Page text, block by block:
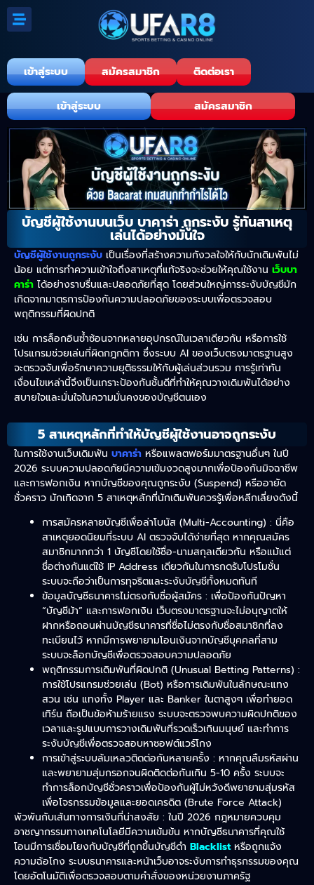
เข้าสู่ระบบ สมัครสมาชิก ติดต่อเรา
เข้าสู่ระบบ สมัครสมาชิก
บัญชีผู้ใช้งานบนเว็บ บาคาร่า ถูกระงับ รู้ทันสาเหตุ
เล่นได้อย่างมั่นใจ
บัญชีผู้ใช้งานถูกระงับ เป็นเรื่องที่สร้างความกังวลใจให้กับนักเดิมพันไม่
น้อย แต่การทำความเข้าใจถึงสาเหตุที่แท้จริงจะช่วยให้คุณใช้งาน เว็บบา
คาร่า ได้อย่างราบรื่นและปลอดภัยที่สุด โดยส่วนใหญ่การระงับบัญชีมัก
เกิดจากมาตรการป้องกันความปลอดภัยของระบบเพื่อตรวจสอบ
พฤติกรรมที่ผิดปกติ
เช่น การล็อกอินซ้ำซ้อนจากหลายอุปกรณ์ในเวลาเดียวกัน หรือการใช้
โปรแกรมช่วยเล่นที่ผิดกฎกติกา ซึ่งระบบ AI ของเว็บตรงมาตรฐานสูง
จะตรวจจับเพื่อรักษาความยุติธรรมให้กับผู้เล่นส่วนรวม การรู้เท่าทัน
เงื่อนไขเหล่านี้จึงเป็นเกราะป้องกันชั้นดีที่ทำให้คุณวางเดิมพันได้อย่าง
สบายใจและมั่นใจในความมั่นคงของบัญชีตนเอง
5 สาเหตุหลักที่ทำให้บัญชีผู้ใช้งานอาจถูกระงับ
ในการใช้งานเว็บเดิมพัน บาคาร่า หรือแพลตฟอร์มมาตรฐานอื่นๆ ในปี
2026 ระบบความปลอดภัยมีความเข้มงวดสูงมากเพื่อป้องกันมิจฉาชีพ
และการฟอกเงิน หากบัญชีของคุณถูกระงับ (Suspend) หรืออายัด
ชั่วคราว มักเกิดจาก 5 สาเหตุหลักที่นักเดิมพันควรรู้เพื่อหลีกเลี่ยงดังนี้
การสมัครหลายบัญชีเพื่อล่าโบนัส (Multi-Accounting) : นี่คือ
สาเหตุยอดนิยมที่ระบบ AI ตรวจจับได้ง่ายที่สุด หากคุณสมัคร
สมาชิกมากกว่า 1 บัญชีโดยใช้ชื่อ-นามสกุลเดียวกัน หรือแม้แต่
ชื่อต่างกันแต่ใช้ IP Address เดียวกันในการกดรับโปรโมชั่น
ระบบจะถือว่าเป็นการทุจริตและระงับบัญชีทั้งหมดทันที
ข้อมูลบัญชีธนาคารไม่ตรงกับชื่อผู้สมัคร : เพื่อป้องกันปัญหา
“บัญชีม้า” และการฟอกเงิน เว็บตรงมาตรฐานจะไม่อนุญาตให้
ฝากหรือถอนผ่านบัญชีธนาคารที่ชื่อไม่ตรงกับชื่อสมาชิกที่ลง
ทะเบียนไว้ หากมีการพยายามโอนเงินจากบัญชีบุคคลที่สาม
ระบบจะล็อกบัญชีเพื่อตรวจสอบความปลอดภัย
พฤติกรรมการเดิมพันที่ผิดปกติ (Unusual Betting Patterns) :
การใช้โปรแกรมช่วยเล่น (Bot) หรือการเดิมพันในลักษณะแทง
สวน เช่น แทงทั้ง Player และ Banker ในตาสูงๆ เพื่อทำยอด
เทิร์น ถือเป็นข้อห้ามร้ายแรง ระบบจะตรวจพบความผิดปกติของ
เวลาและรูปแบบการวางเดิมพันที่รวดเร็วเกินมนุษย์ และทำการ
ระงับบัญชีเพื่อตรวจสอบหาซอฟต์แวร์โกง
การเข้าสู่ระบบล้มเหลวติดต่อกันหลายครั้ง : หากคุณลืมรหัสผ่าน
และพยายามสุ่มกรอกจนผิดติดต่อกันเกิน 5-10 ครั้ง ระบบจะ
ทำการล็อกบัญชีชั่วคราวเพื่อป้องกันผู้ไม่หวังดีพยายามสุ่มรหัส
เพื่อโจรกรรมข้อมูลและยอดเครดิต (Brute Force Attack)
พัวพันกับเส้นทางการเงินที่น่าสงสัย : ในปี 2026 กฎหมายควบคุม
อาชญากรรมทางเทคโนโลยีมีความเข้มข้น หากบัญชีธนาคารที่คุณใช้
โอนมีการเชื่อมโยงกับบัญชีที่ถูกขึ้นบัญชีดำ Blacklistหรือถูกแจ้ง
ความฉ้อโกง ระบบธนาคารและหน้าเว็บอาจระงับการทำธุรกรรมของคุณ
โดยอัตโนมัติเพื่อตรวจสอบตามคำสั่งของหน่วยงานภาครัฐ